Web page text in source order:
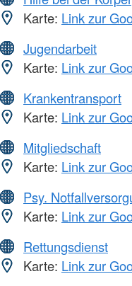
Karte: Link zur
Jugendarbeit
Karte: Link zur
Krankentransport
Karte: Link zur
Mitgliedschaft
Karte: Link zur
Psy.
Karte: Link zur
Rettungsdienst
Karte: Link zur